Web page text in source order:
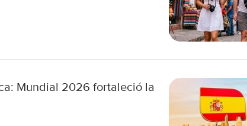
Mundial 2026 fortaleció la